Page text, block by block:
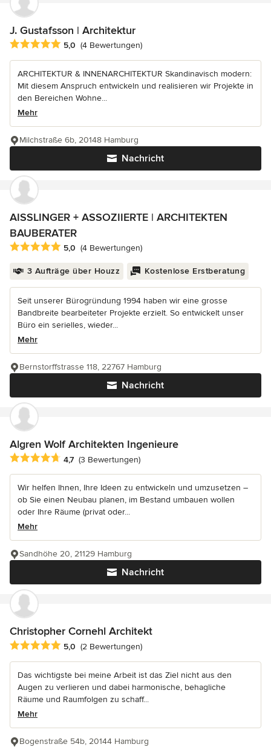
J. Gustafsson | Architektur
Durchschnittliche Bewertung: 5 von 5 Sternen
5,0 (4 Bewertungen)
ARCHITEKTUR & INNENARCHITEKTUR Skandinavisch modern:
Mit diesem Anspruch entwickeln und realisieren wir Projekte in
den Bereichen Wohne...
Mehr
Nachricht
Milchstraße 6b, 20148 Hamburg
AISSLINGER + ASSOZIIERTE | ARCHITEKTEN
BAUBERATER
Durchschnittliche Bewertung: 5 von 5 Sternen
5,0 (4 Bewertungen)
3 Aufträge über Houzz Kostenlose Erstberatung
Seit unserer Bürogründung 1994 haben wir eine grosse
Bandbreite bearbeiteter Projekte erzielt. So entwickelt unser
Büro ein serielles, wieder...
Mehr
Nachricht
Bernstorffstrasse 118, 22767 Hamburg
Algren Wolf Architekten Ingenieure
Durchschnittliche Bewertung: 4.7 von 5 Sternen
4,7 (3 Bewertungen)
Wir helfen Ihnen, Ihre Ideen zu entwickeln und umzusetzen –
ob Sie einen Neubau planen, im Bestand umbauen wollen
oder Ihre Räume (privat oder...
Mehr
Nachricht
Sandhöhe 20, 21129 Hamburg
Christopher Cornehl Architekt
Durchschnittliche Bewertung: 5 von 5 Sternen
5,0 (2 Bewertungen)
Das wichtigste bei meine Arbeit ist das Ziel nicht aus den
Augen zu verlieren und dabei harmonische, behagliche
Räume und Raumfolgen zu schaff...
Mehr
Bogenstraße 54b, 20144 Hamburg